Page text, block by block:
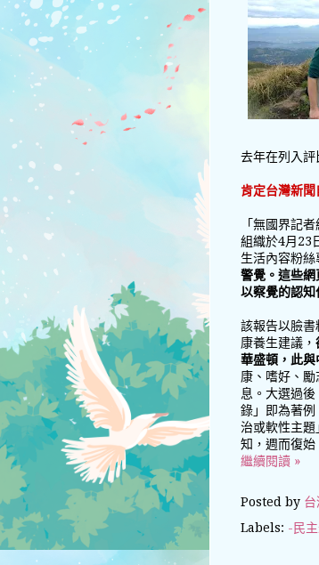
去年在列入評
肯定台灣新
「無國界記
組織於4月23
生活內容粉絲
警覺。這些
以察覺的認知
該報告以臉
康養生建議，
華盛頓，此與
康、嗜好、
息。大選過
錄」即為著
治或軟性主
知，週而復始
繼續閱讀 »
Posted by
Labels: -民